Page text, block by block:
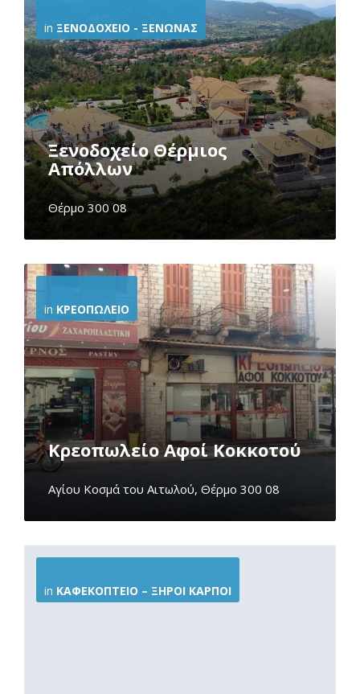
Ξενοδοχείο Θέρμιος
Απόλλων
Θέρμο 300 08
in ΞΕΝΟΔΟΧΕΊΟ - ΞΕΝΏΝΑΣ
Κρεοπωλείο Αφοί Κοκκοτού
Αγίου Κοσμά του Αιτωλού, Θέρμο 300 08
in ΚΡΕΟΠΩΛΕΊΟ
More
Info
in ΚΑΦΕΚΟΠΤΕΊΟ – ΞΗΡΟΊ ΚΑΡΠΟΊ
More